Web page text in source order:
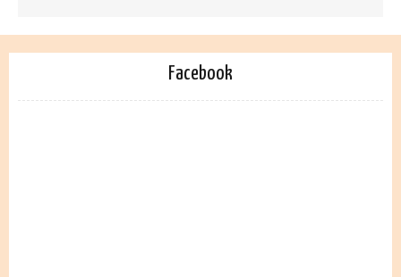
Facebook